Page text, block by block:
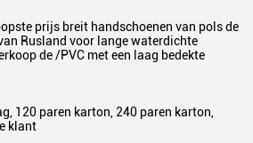
prijs breit handschoenen van pols de
Rusland voor lange waterdichte
de /PVC met een laag bedekte
120 paren karton, 240 paren karton,
klant